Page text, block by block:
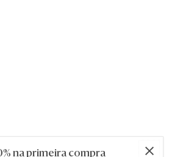
na primeira compra